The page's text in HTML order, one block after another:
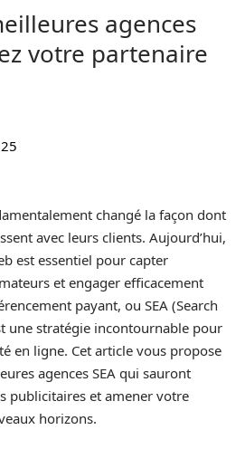
agences
votre partenaire
changé la façon dont
avec leurs clients. Aujourd’hui,
est essentiel pour capter
et engager efficacement
payant, ou SEA (Search
une stratégie incontournable pour
en ligne. Cet article vous propose
agences SEA qui sauront
publicitaires et amener votre
horizons.